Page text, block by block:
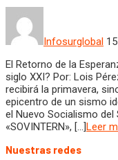
Infosurglobal
​El Retorno de la
siglo XXI? Por: Lois
recibirá la primavera,
epicentro de un sismo
el Nuevo Socialismo del
«SOVINTERN», […]Leer
Nuestras redes